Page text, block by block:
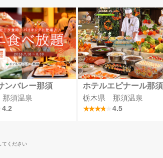
ンバレー那須
須温泉
4.2
ホテルエピナール那須
栃木県 那須温泉
4.5
てください